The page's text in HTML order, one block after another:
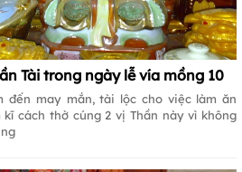
Tài trong ngày lễ vía mồng 10
đến may mắn, tài lộc cho việc làm ăn
cách thờ cúng 2 vị Thần này vì không